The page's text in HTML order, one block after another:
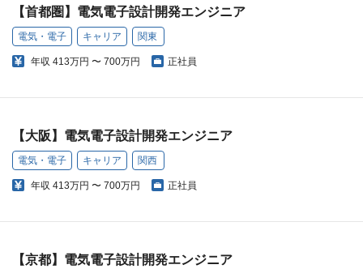
【首都圏】電気電子設計開発エンジニア
電気・電子 キャリア 関東
年収 413万円 〜 700万円 正社員
【大阪】電気電子設計開発エンジニア
電気・電子 キャリア 関西
年収 413万円 〜 700万円 正社員
【京都】電気電子設計開発エンジニア